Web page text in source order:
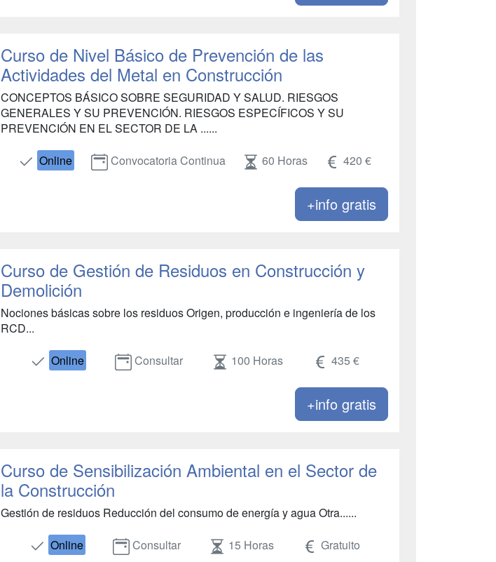
Curso de Nivel Básico de Prevención de las
Actividades del Metal en Construcción
CONCEPTOS BÁSICO SOBRE SEGURIDAD Y SALUD. RIESGOS
GENERALES Y SU PREVENCIÓN. RIESGOS ESPECÍFICOS Y SU
PREVENCIÓN EN EL SECTOR DE LA ......
Online
Convocatoria Continua 60 Horas 420 €
+info gratis
Curso de Gestión de Residuos en Construcción y
Demolición
Nociones básicas sobre los residuos Origen, producción e ingeniería de los
RCD...
Online
Consultar 100 Horas 435 €
+info gratis
Curso de Sensibilización Ambiental en el Sector de
la Construcción
Gestión de residuos Reducción del consumo de energía y agua Otra......
Online
Consultar 15 Horas Gratuito